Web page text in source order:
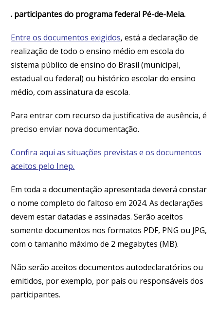
. participantes do programa federal Pé-de-Meia.
Entre os documentos exigidos, está a declaração de
realização de todo o ensino médio em escola do
sistema público de ensino do Brasil (municipal,
estadual ou federal) ou histórico escolar do ensino
médio, com assinatura da escola.
Para entrar com recurso da justificativa de ausência, é
preciso enviar nova documentação.
Confira aqui as situações previstas e os documentos
aceitos pelo Inep.
Em toda a documentação apresentada deverá constar
o nome completo do faltoso em 2024. As declarações
devem estar datadas e assinadas. Serão aceitos
somente documentos nos formatos PDF, PNG ou JPG,
com o tamanho máximo de 2 megabytes (MB).
Não serão aceitos documentos autodeclaratórios ou
emitidos, por exemplo, por pais ou responsáveis dos
participantes.